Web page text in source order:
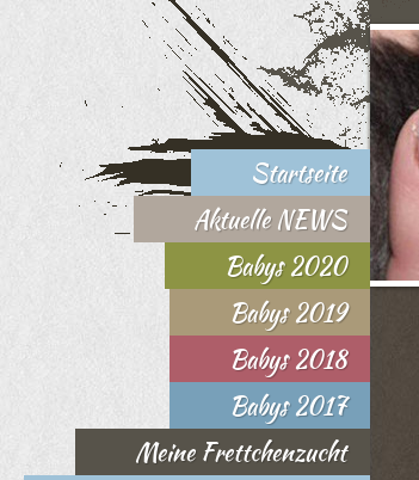
Startseite
Aktuelle NEWS
Babys 2020
Babys 2019
Babys 2018
Babys 2017
Meine Frettchenzucht